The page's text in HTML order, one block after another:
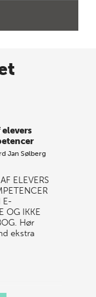
Jan Sølberg
ELEVERS
E-
OG IKKE
Hør
ekstra